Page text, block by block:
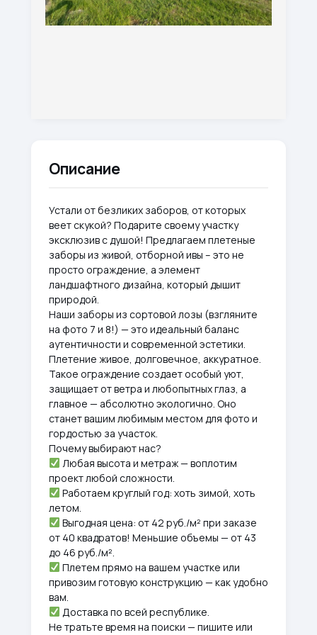
Описание
Устали от безликих заборов, от которых
веет скукой? Подарите своему участку
эксклюзив с душой! Предлагаем плетеные
заборы из живой, отборной ивы – это не
просто ограждение, а элемент
ландшафтного дизайна, который дышит
природой.
Наши заборы из сортовой лозы (взгляните
на фото 7 и 8!) — это идеальный баланс
аутентичности и современной эстетики.
Плетение живое, долговечное, аккуратное.
Такое ограждение создает особый уют,
защищает от ветра и любопытных глаз, а
главное — абсолютно экологично. Оно
станет вашим любимым местом для фото и
гордостью за участок.
Почему выбирают нас?
Любая высота и метраж — воплотим
проект любой сложности.
Работаем круглый год: хоть зимой, хоть
летом.
Выгодная цена: от 42 руб./м² при заказе
от 40 квадратов! Меньшие объемы — от 43
до 46 руб./м².
Плетем прямо на вашем участке или
привозим готовую конструкцию — как удобно
вам.
Доставка по всей республике.
Не тратьте время на поиски — пишите или